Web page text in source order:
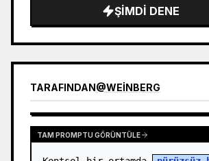
- Ana dikkat çekici öğe: ilk
görseldeki kitabı üç boyutlu
- Tarz:…
ŞIMDI DENE
TARAFINDAN@WEINBERG
TAM PROMPTU GÖRÜNTÜLE